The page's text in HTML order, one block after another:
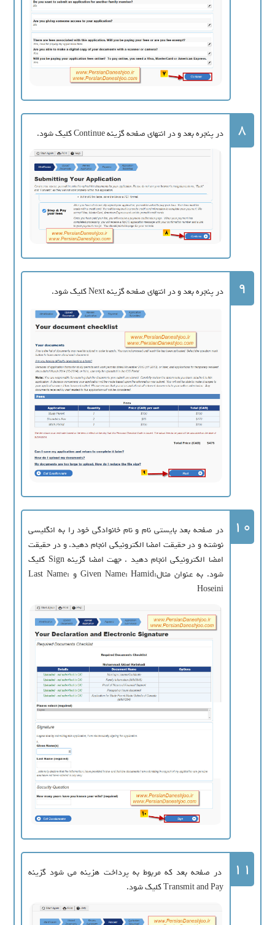
8 در پنجره بعد و در انتهای صفحه گزینه Continue کلیک شود.
9 در پنجره بعد و در انتهای صفحه گزینه Next کلیک شود.
10
در صفحه بعد بایستی نام و نام خانوادگی خود را به انگلیسی
نوشته و در حقیقت امضا الکترونیکی انجام دهید. و در حقیقت
امضا الکترونیکی انجام دهید . جهت امضا گزینه Sign کلیک
شود. به عنوان مثال:Given Name: Hamid و Last Name:
Hoseini
11
در صفحه بعد که مربوط به پرداخت هزینه می شود گزینه
Transmit and Pay کلیک شود.